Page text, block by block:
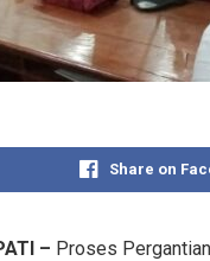
Share on
– Proses